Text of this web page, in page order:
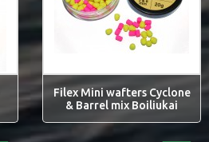
Filex Mini wafters Cyclone
& Barrel mix Boiliukai